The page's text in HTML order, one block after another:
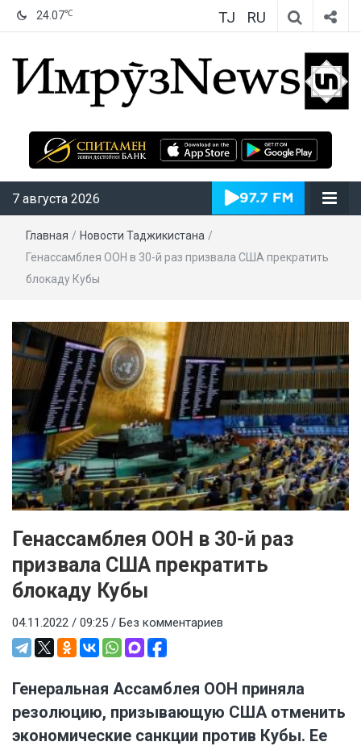
24.07℃ TJ RU
ИмрӯзNews
7 августа 2026
Главная / Новости Таджикистана /
Генассамблея ООН в 30-й раз призвала США прекратить
блокаду Кубы
Генассамблея ООН в 30-й раз
призвала США прекратить
блокаду Кубы
04.11.2022 / 09:25 / Без комментариев
Генеральная Ассамблея ООН приняла
резолюцию, призывающую США отменить
экономические санкции против Кубы. Ее